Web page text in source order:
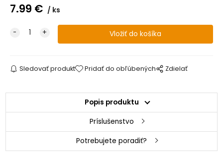
7.99 € ks
Sledovať produkt Pridať do obľúbených Zdielať
Popis produktu
Príslušenstvo
Potrebujete poradiť?